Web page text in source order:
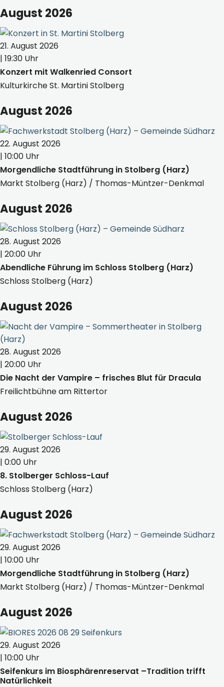
August 2026
21. August 2026
| 19:30 Uhr
Konzert mit Walkenried Consort
Kulturkirche St. Martini Stolberg
August 2026
22. August 2026
| 10:00 Uhr
Morgendliche Stadtführung in Stolberg (Harz)
Markt Stolberg (Harz) / Thomas-Müntzer-Denkmal
August 2026
28. August 2026
| 20:00 Uhr
Abendliche Führung im Schloss Stolberg (Harz)
Schloss Stolberg (Harz)
August 2026
28. August 2026
| 20:00 Uhr
Die Nacht der Vampire – frisches Blut für Dracula
Freilichtbühne am Rittertor
August 2026
29. August 2026
| 0:00 Uhr
8. Stolberger Schloss-Lauf
Schloss Stolberg (Harz)
August 2026
29. August 2026
| 10:00 Uhr
Morgendliche Stadtführung in Stolberg (Harz)
Markt Stolberg (Harz) / Thomas-Müntzer-Denkmal
August 2026
29. August 2026
| 10:00 Uhr
Seifenkurs im Biosphärenreservat –Tradition trifft
Natürlichkeit